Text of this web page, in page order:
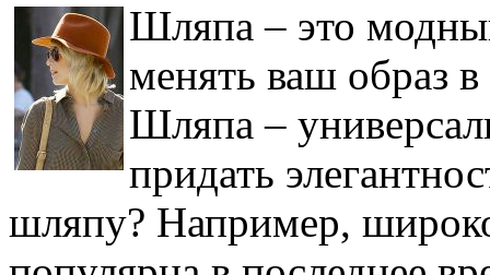
Шляпа – это
менять ваш образ
Шляпа –
придать
шляпу? Например,